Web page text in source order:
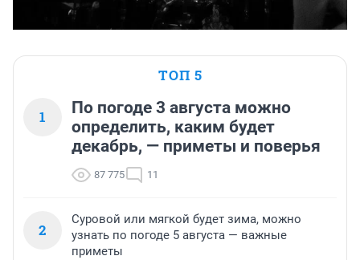
ТОП 5
1
По погоде 3 августа можно
определить, каким будет
декабрь, — приметы и поверья
87 775 11
2
Суровой или мягкой будет зима, можно
узнать по погоде 5 августа — важные
приметы